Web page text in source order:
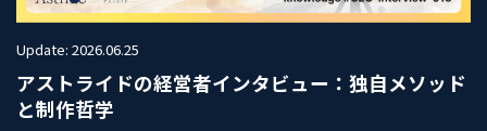
Update: 2026.06.25
アストライドの経営者インタビュー：独自メソッド
と制作哲学